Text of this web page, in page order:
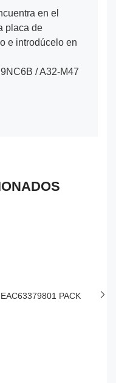
en el
placa de
e introdúcelo en
/ A32-M47
PACK